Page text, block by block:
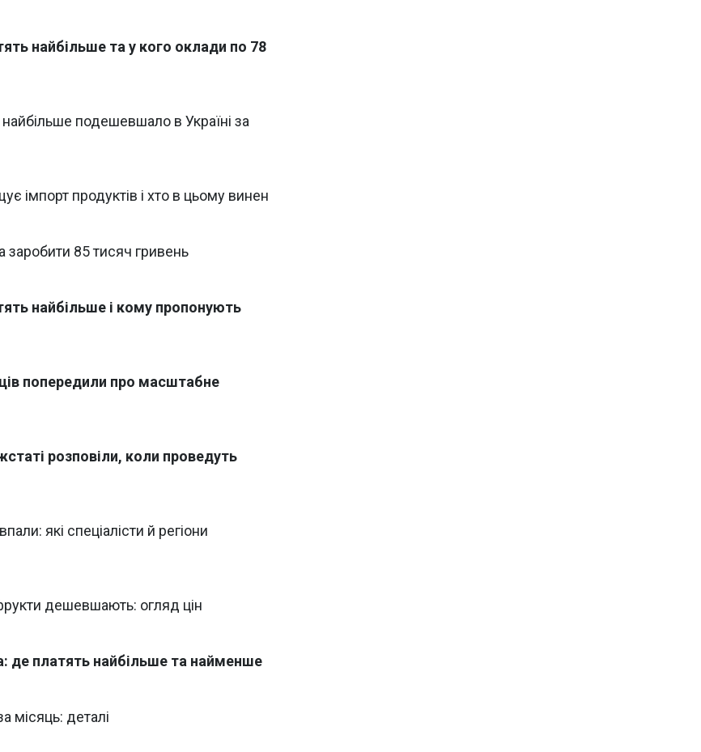
найбільше та у кого оклади по 78
подешевшало в Україні за
імпорт продуктів і хто в цьому винен
заробити 85 тисяч гривень
найбільше і кому пропонують
попередили про масштабне
розповіли, коли проведуть
які спеціалісти й регіони
фрукти дешевшають: огляд цін
де платять найбільше та найменше
місяць: деталі